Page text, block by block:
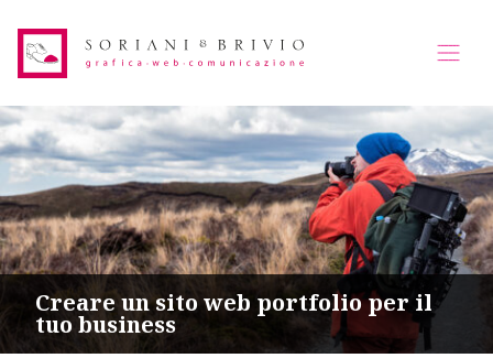
Creare un sito web portfolio per il
tuo business